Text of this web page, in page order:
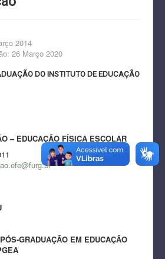
2014
26 Março 2020
DO INSTITUTO DE EDUCAÇÃO
– EDUCAÇÃO FÍSICA ESCOLAR
GRADUAÇÃO EM EDUCAÇÃO